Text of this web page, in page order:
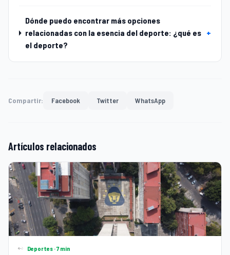
Dónde puedo encontrar más opciones
relacionadas con la esencia del deporte: ¿qué es
el deporte?
+
Compartir: Facebook Twitter WhatsApp
Artículos relacionados
Deportes · 7 min